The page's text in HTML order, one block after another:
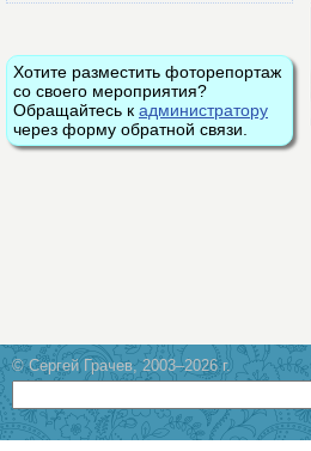
Хотите разместить фоторепортаж
со своего мероприятия?
Обращайтесь к администратору
через форму обратной связи.
© Сергей Грачев, 2003–2026 г.